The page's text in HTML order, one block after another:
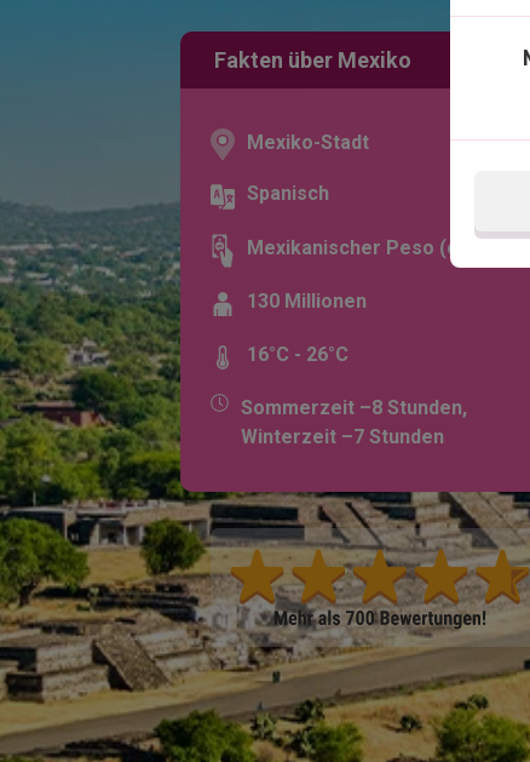
Fakten über Mexiko
Mexiko-Stadt
Spanisch
Mexikanischer Peso (¢)
130 Millionen
16°C - 26°C
Sommerzeit –8 Stunden,
Winterzeit –7 Stunden